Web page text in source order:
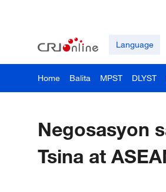
Language
Home Balita MPST DLYST
Negosasyon
Tsina at